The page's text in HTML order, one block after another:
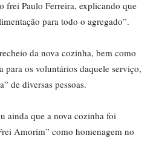
frei Paulo Ferreira, explicando que
para todo o agregado”.
da nova cozinha, bem como
para os voluntários daquele serviço,
de diversas pessoas.
ainda que a nova cozinha foi
Amorim” como homenagem no